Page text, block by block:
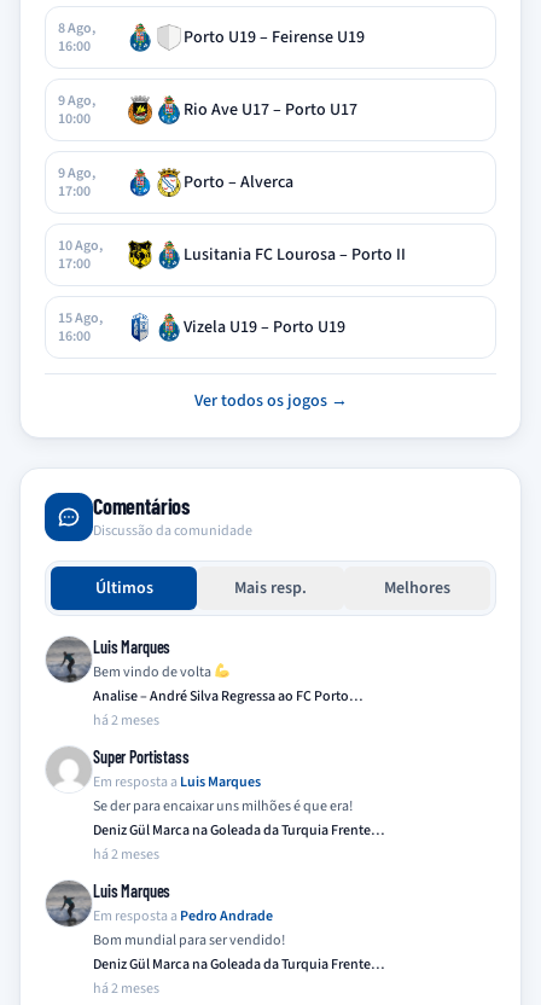
8 Ago,
16:00
Porto U19 – Feirense U19
9 Ago,
10:00
Rio Ave U17 – Porto U17
9 Ago,
17:00
Porto – Alverca
10 Ago,
17:00
Lusitania FC Lourosa – Porto II
15 Ago,
16:00
Vizela U19 – Porto U19
Ver todos os jogos →
Comentários
Discussão da comunidade
Últimos Mais resp. Melhores
Luis Marques
Bem vindo de volta
Analise – André Silva Regressa ao FC Porto…
há 2 meses
Super Portistass
Em resposta a Luis Marques
Se der para encaixar uns milhões é que era!
Deniz Gül Marca na Goleada da Turquia Frente…
há 2 meses
Luis Marques
Em resposta a Pedro Andrade
Bom mundial para ser vendido!
Deniz Gül Marca na Goleada da Turquia Frente…
há 2 meses